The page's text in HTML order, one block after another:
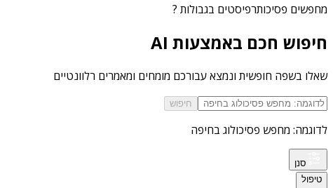
מחפשים פסיכותרפיסטים בגבולות ?
חיפוש חכם באמצעות AI
שאלו בשפה חופשית ונמצא עבורכם מומחים ומאמרים רלוונטיים
חיפוש
לדוגמה: מחפש פסיכולוג בחיפה
סנן
טיפול